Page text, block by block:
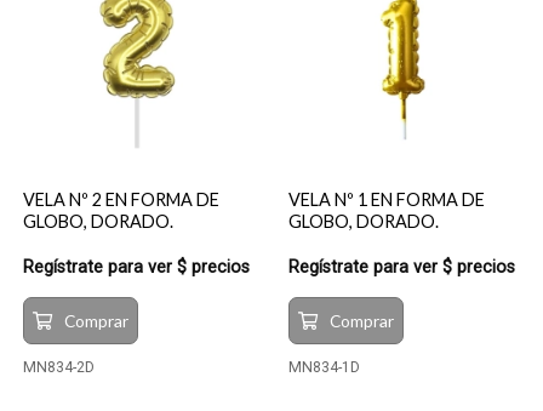
VELA Nº 2 EN FORMA DE
GLOBO, DORADO.
Regístrate para ver $ precios
Comprar
MN834-2D
VELA Nº 1 EN FORMA DE
GLOBO, DORADO.
Regístrate para ver $ precios
Comprar
MN834-1D